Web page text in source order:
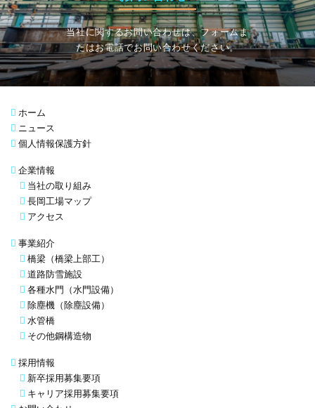
当社に関するお問い合わせは、フォームま
たはお電話でお問い合わせください。
ホーム
ニュース
個人情報保護方針
企業情報
当社の取り組み
長岡工場マップ
アクセス
事業紹介
橋梁（橋梁上部工）
道路防雪施設
各種水門（水門設備）
除塵機（除塵設備）
水管橋
その他鋼構造物
採用情報
新卒採用募集要項
キャリア採用募集要項